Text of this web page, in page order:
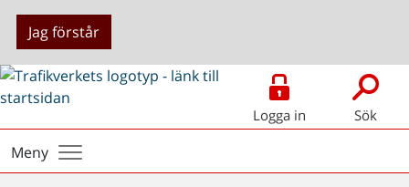
Jag förstår
Logga in Sök
Meny